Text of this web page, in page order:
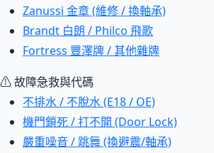
Zanussi 金章 (維修 / 換軸承)
Brandt 白朗 / Philco 飛歌
Fortress 豐澤牌 / 其他雜牌
⚠ 故障急救與代碼
不排水 / 不脫水 (E18 / OE)
機門鎖死 / 打不開 (Door Lock)
嚴重噪音 / 跳舞 (換避震/軸承)